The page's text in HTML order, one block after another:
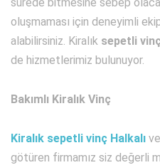
oluşmaması için deneyimli
alabilirsiniz. Kiralık sepetli
de hizmetlerimiz bulunuyor.
Bakımlı Kiralık Vinç
Kiralık sepetli vinç Halkalı
götüren firmamız siz değerli